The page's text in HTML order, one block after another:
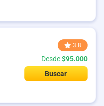
3.8
Desde$95.000
Buscar